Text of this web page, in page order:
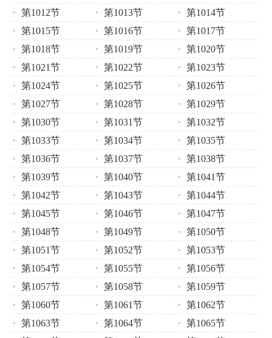
第1012节
第1013节
第1014节
第1015节
第1016节
第1017节
第1018节
第1019节
第1020节
第1021节
第1022节
第1023节
第1024节
第1025节
第1026节
第1027节
第1028节
第1029节
第1030节
第1031节
第1032节
第1033节
第1034节
第1035节
第1036节
第1037节
第1038节
第1039节
第1040节
第1041节
第1042节
第1043节
第1044节
第1045节
第1046节
第1047节
第1048节
第1049节
第1050节
第1051节
第1052节
第1053节
第1054节
第1055节
第1056节
第1057节
第1058节
第1059节
第1060节
第1061节
第1062节
第1063节
第1064节
第1065节